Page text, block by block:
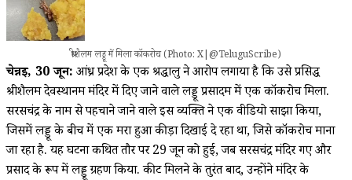
श्रीशैलम लड्डू में मिला कॉकरोच (Photo: X|@TeluguScribe)
चेन्नई, 30 जून: आंध्र प्रदेश के एक श्रद्धालु ने आरोप लगाया है कि उसे प्रसिद्ध
श्रीशैलम देवस्थानम मंदिर में दिए जाने वाले लड्डू प्रसादम में एक कॉकरोच मिला.
सरसचंद्र के नाम से पहचाने जाने वाले इस व्यक्ति ने एक वीडियो साझा किया,
जिसमें लड्डू के बीच में एक मरा हुआ कीड़ा दिखाई दे रहा था, जिसे कॉकरोच माना
जा रहा है. यह घटना कथित तौर पर 29 जून को हुई, जब सरसचंद्र मंदिर गए और
प्रसाद के रूप में लड्डू ग्रहण किया. कीट मिलने के तुरंत बाद, उन्होंने मंदिर के